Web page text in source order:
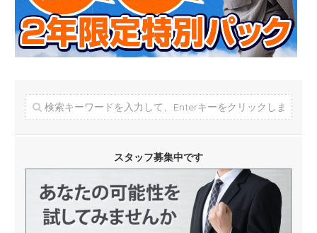
スタッフ募集中です